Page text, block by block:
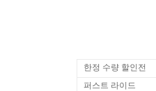
한정 수량 할인전
퍼스트 라이드